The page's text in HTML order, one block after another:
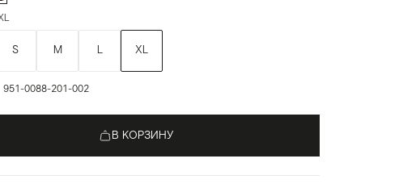
S M L XL
951-0088-201-002
В КОРЗИНУ